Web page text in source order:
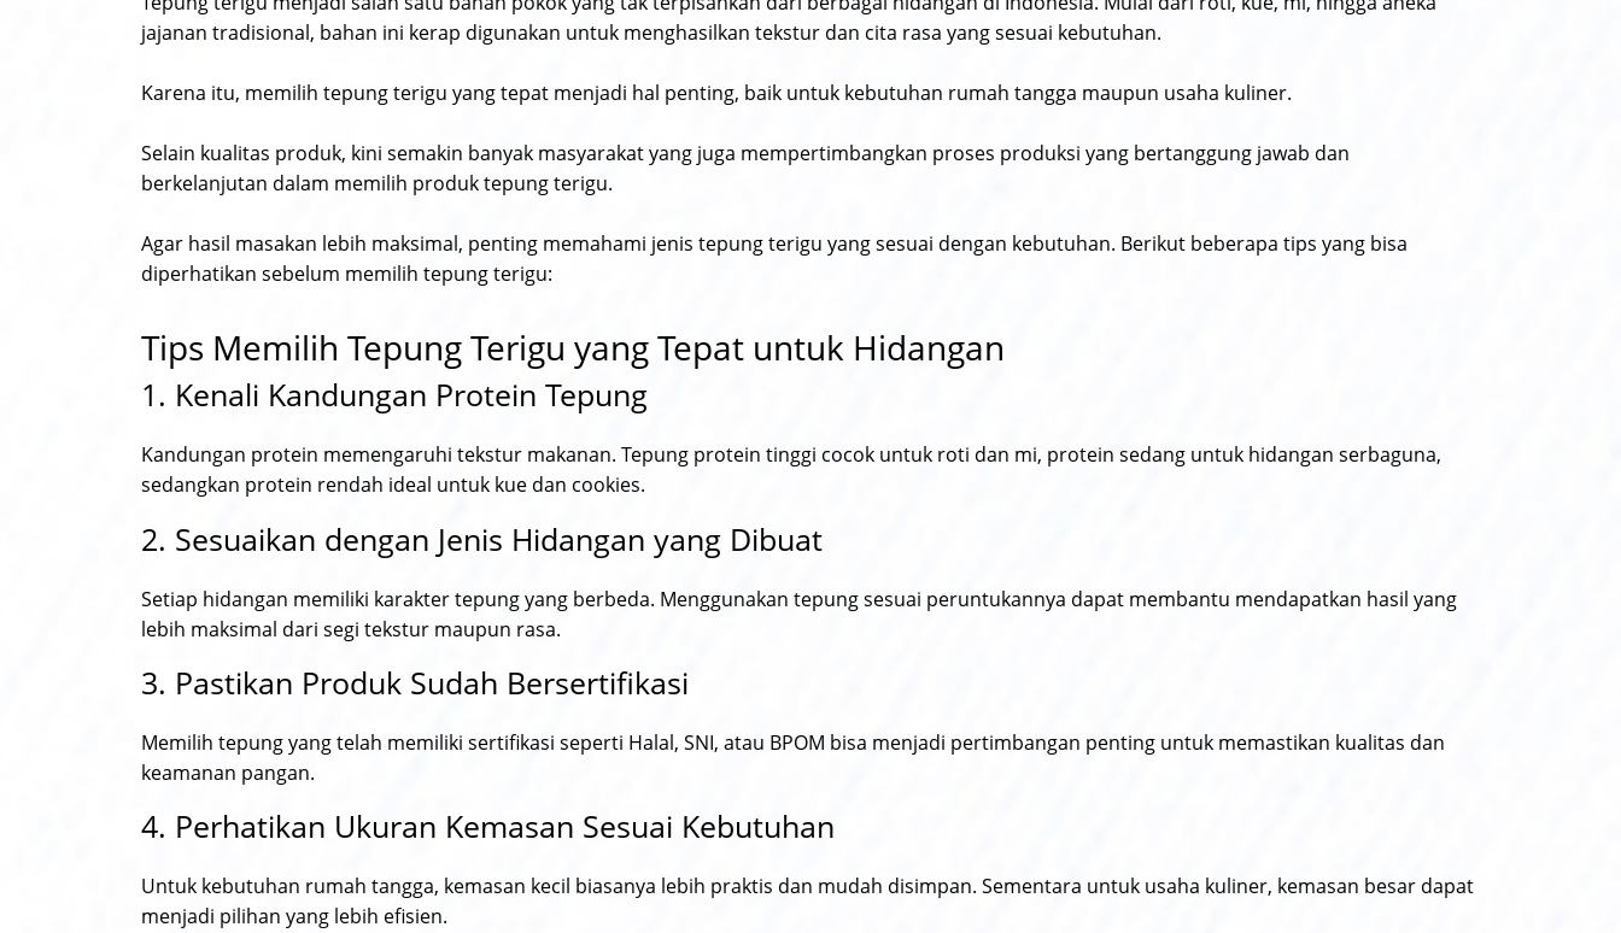
jajanan tradisional, bahan ini kerap digunakan untuk menghasilkan tekstur dan cita rasa yang sesuai kebutuhan.
Karena itu, memilih tepung terigu yang tepat menjadi hal penting, baik untuk kebutuhan rumah tangga maupun usaha kuliner.
Selain kualitas produk, kini semakin banyak masyarakat yang juga mempertimbangkan proses produksi yang bertanggung jawab dan
berkelanjutan dalam memilih produk tepung terigu.
Agar hasil masakan lebih maksimal, penting memahami jenis tepung terigu yang sesuai dengan kebutuhan. Berikut beberapa tips yang bisa
diperhatikan sebelum memilih tepung terigu:
Tips Memilih Tepung Terigu yang Tepat untuk Hidangan
1. Kenali Kandungan Protein Tepung
Kandungan protein memengaruhi tekstur makanan. Tepung protein tinggi cocok untuk roti dan mi, protein sedang untuk hidangan serbaguna,
sedangkan protein rendah ideal untuk kue dan cookies.
2. Sesuaikan dengan Jenis Hidangan yang Dibuat
Setiap hidangan memiliki karakter tepung yang berbeda. Menggunakan tepung sesuai peruntukannya dapat membantu mendapatkan hasil yang
lebih maksimal dari segi tekstur maupun rasa.
3. Pastikan Produk Sudah Bersertifikasi
Memilih tepung yang telah memiliki sertifikasi seperti Halal, SNI, atau BPOM bisa menjadi pertimbangan penting untuk memastikan kualitas dan
keamanan pangan.
4. Perhatikan Ukuran Kemasan Sesuai Kebutuhan
Untuk kebutuhan rumah tangga, kemasan kecil biasanya lebih praktis dan mudah disimpan. Sementara untuk usaha kuliner, kemasan besar dapat
menjadi pilihan yang lebih efisien.